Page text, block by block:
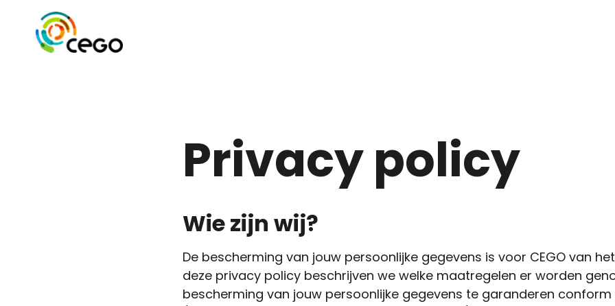
Privacy policy
Wie zijn wij?
De bescherming van jouw persoonlijke gegevens is voor CEGO van
deze privacy policy beschrijven we welke maatregelen er worden
bescherming van jouw persoonlijke gegevens te garanderen conform